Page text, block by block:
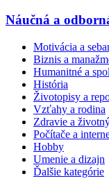
Náučná a
Motivácia a
Biznis a
Humanitné a
História
Životopisy a
Vzťahy a rodina
Zdravie a
Počítače a
Hobby
Umenie a dizajn
Ďalšie kategórie